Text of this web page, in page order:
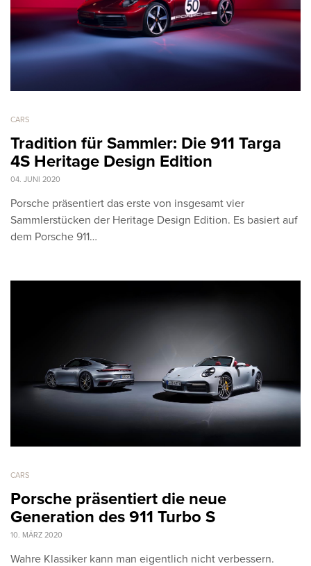
CARS
Tradition für Sammler: Die 911 Targa
4S Heritage Design Edition
04. JUNI 2020
Porsche präsentiert das erste von insgesamt vier
Sammlerstücken der Heritage Design Edition. Es basiert auf
dem Porsche 911…
CARS
Porsche präsentiert die neue
Generation des 911 Turbo S
10. MÄRZ 2020
Wahre Klassiker kann man eigentlich nicht verbessern.